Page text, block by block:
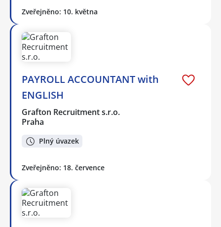
Zveřejněno: 10. května
PAYROLL ACCOUNTANT with
ENGLISH
Grafton Recruitment s.r.o.
Praha
Plný úvazek
Zveřejněno: 18. července